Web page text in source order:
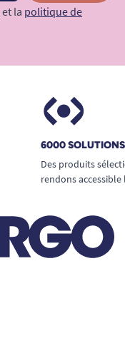
et la politique de
6000
Des produits
rendons